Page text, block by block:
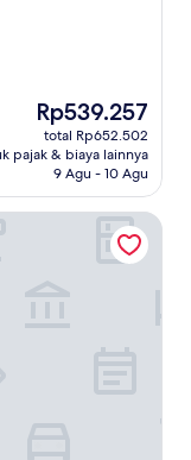
Harga
sekarang
Rp539.257
Rp539.257
total Rp652.502
pajak & biaya lainnya
9 Agu - 10 Agu